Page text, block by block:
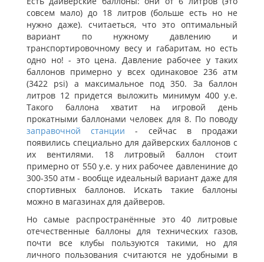
совсем мало) до 18 литров (больше есть но не
нужно даже). считаеться, что это оптимальный
вариант по нужному давлению и
транспортировочному весу и габаритам, но есть
одно но! - это цена. Давление рабочее у таких
баллонов примерно у всех одинаковое 236 атм
(3422 psi) а максимальное под 350. За баллон
литров 12 придется выложить минимум 400 у.е.
Такого баллона хватит на игровой день
прокатными баллонами человек для 8. По поводу
заправочной станции - сейчас в продажи
появились специально для дайверских баллонов с
их вентилями. 18 литровый баллон стоит
примерно от 550 у.е. у них рабочее давлениние до
300-350 атм - вообще идеальный вариант даже для
спортивных баллонов. Искать такие баллоны
можно в магазинах для дайверов.
Но самые распространённые это 40 литровые
отечественные баллоны для технических газов,
почти все клубы пользуются такими, но для
личного пользования считаются не удобными в